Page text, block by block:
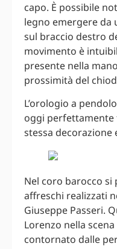
capo. È possibile
legno emergere da
sul braccio destro
movimento è
presente nella
prossimità del
L’orologio a
oggi perfettamente
stessa decorazione
Nel coro barocco
affreschi realizzati
Giuseppe Passeri.
Lorenzo nella
contornato dalle